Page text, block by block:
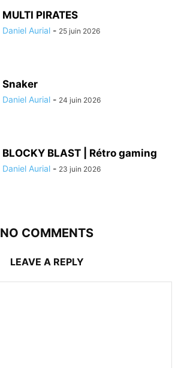
MULTI PIRATES
Daniel Aurial - 25 juin 2026
Snaker
Daniel Aurial - 24 juin 2026
BLOCKY BLAST | Rétro gaming
Daniel Aurial - 23 juin 2026
NO COMMENTS
LEAVE A REPLY